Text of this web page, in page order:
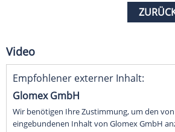
Video
Empfohlener externer Inhalt:
Glomex GmbH
Wir benötigen Ihre Zustimmung, um den
eingebundenen Inhalt von Glomex GmbH